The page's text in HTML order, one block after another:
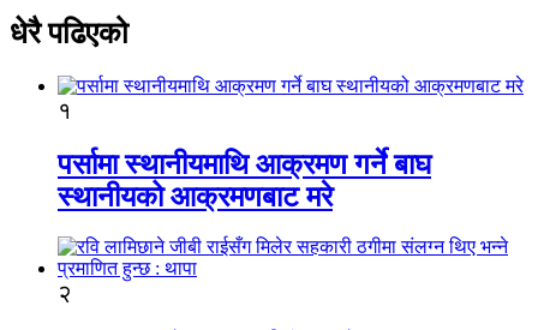
धेरै पढिएको
१
पर्सामा स्थानीयमाथि आक्रमण गर्ने बाघ
स्थानीयको आक्रमणबाट मरे
२